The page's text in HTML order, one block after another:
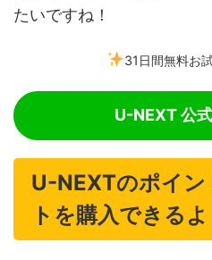
たいですね！
31日間無料お
U-NEXT 公
U-NEXTのポイン
トを購入できるよ